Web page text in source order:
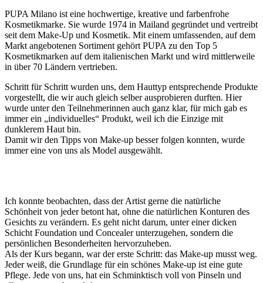
PUPA Milano ist eine hochwertige, kreative und farbenfrohe
Kosmetikmarke. Sie wurde 1974 in Mailand gegründet und vertreibt
seit dem Make-Up und Kosmetik. Mit einem umfassenden, auf dem
Markt angebotenen Sortiment gehört PUPA zu den Top 5
Kosmetikmarken auf dem italienischen Markt und wird mittlerweile
in über 70 Ländern vertrieben.
Schritt für Schritt wurden uns, dem Hauttyp entsprechende Produkte
vorgestellt, die wir auch gleich selber ausprobieren durften. Hier
wurde unter den Teilnehmerinnen auch ganz klar, für mich gab es
immer ein „individuelles“ Produkt, weil ich die Einzige mit
dunklerem Haut bin.
Damit wir den Tipps von Make-up besser folgen konnten, wurde
immer eine von uns als Model ausgewählt.
Ich konnte beobachten, dass der Artist gerne die natürliche
Schönheit von jeder betont hat, ohne die natürlichen Konturen des
Gesichts zu verändern. Es geht nicht darum, unter einer dicken
Schicht Foundation und Concealer unterzugehen, sondern die
persönlichen Besonderheiten hervorzuheben.
Als der Kurs begann, war der erste Schritt: das Make-up musst weg.
Jeder weiß, die Grundlage für ein schönes Make-up ist eine gute
Pflege. Jede von uns, hat ein Schminktisch voll von Pinseln und